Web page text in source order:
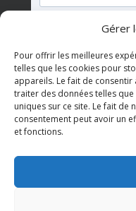
Gérer
Pour offrir les meilleures
telles que les cookies pour
appareils. Le fait de
traiter des données telles
uniques sur ce site. Le fait de
consentement peut avoir un
et fonctions.Il n’y a pas